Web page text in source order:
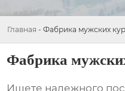
Главная - Фабрика мужских
Фабрика
Ищете надежного